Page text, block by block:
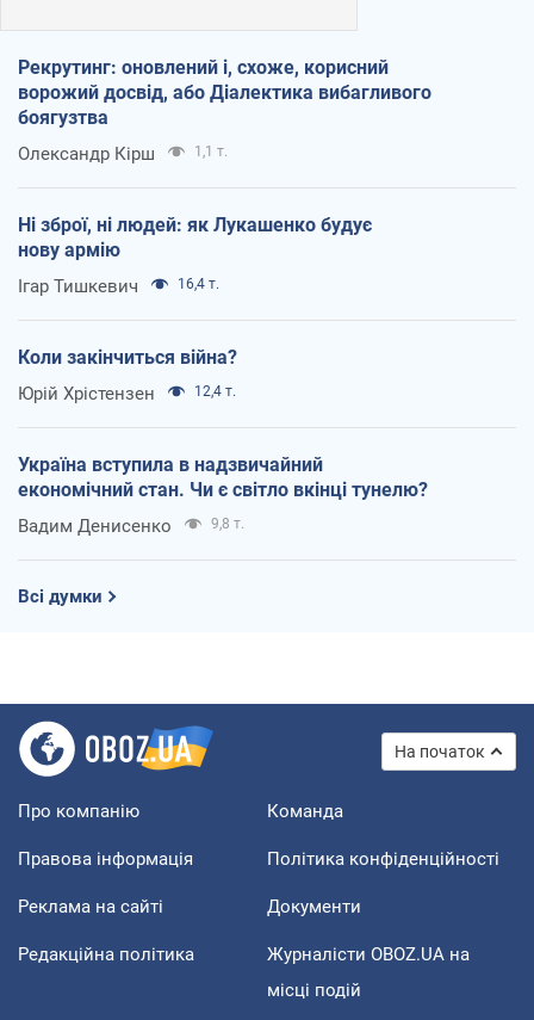
Рекрутинг: оновлений і, схоже, корисний
ворожий досвід, або Діалектика вибагливого
боягузтва
Олександр Кірш 1,1 т.
Ні зброї, ні людей: як Лукашенко будує
нову армію
Ігар Тишкевич 16,4 т.
Коли закінчиться війна?
Юрій Хрістензен 12,4 т.
Україна вступила в надзвичайний
економічний стан. Чи є світло вкінці тунелю?
Вадим Денисенко 9,8 т.
Всі думки
На початок
Про компанію Команда
Правова інформація Політика конфіденційності
Реклама на сайті Документи
Редакційна політика
Журналісти OBOZ.UA на
місці подій